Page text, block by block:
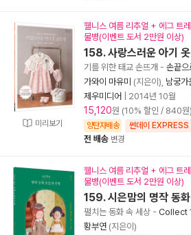
미리보기
웰니스 여름 리추얼 + 에그 트
물병(이벤트 도서 2만원 이상)
158. 사랑스러운 아기 옷
기를 위한 태교 손뜨개 - 손끝
가와이 마유미 (지은이), 남궁가
제우미디어
2014년 10월
15,120원 (10% 할인 / 840원)
양탄자배송 썬데이 EXPRESS
전 배송 변경
웰니스 여름 리추얼 + 에그 트
물병(이벤트 도서 2만원 이상)
159. 시은맘의 명작 동
펼치는 동화 속 세상 - Collect
황부연 (지은이)